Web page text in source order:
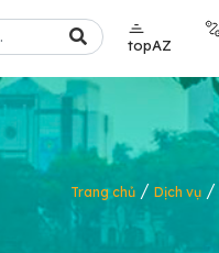
topAZ
Trang chủ / Dịch vụ /